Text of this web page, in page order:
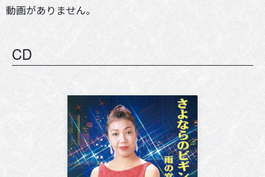
動画がありません。
CD